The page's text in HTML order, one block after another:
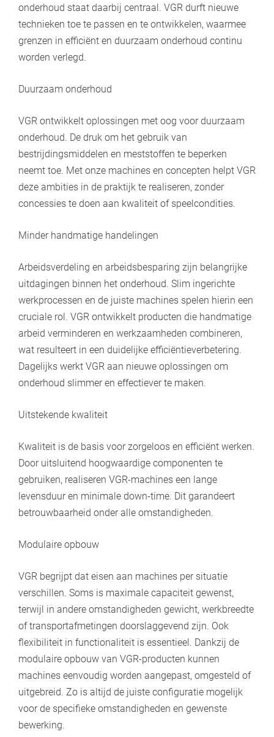
onderhoud staat daarbij centraal. VGR durft nieuwe
technieken toe te passen en te ontwikkelen, waarmee
grenzen in efficiënt en duurzaam onderhoud continu
worden verlegd.
Duurzaam onderhoud
VGR ontwikkelt oplossingen met oog voor duurzaam
onderhoud. De druk om het gebruik van
bestrijdingsmiddelen en meststoffen te beperken
neemt toe. Met onze machines en concepten helpt VGR
deze ambities in de praktijk te realiseren, zonder
concessies te doen aan kwaliteit of speelcondities.
Minder handmatige handelingen
Arbeidsverdeling en arbeidsbesparing zijn belangrijke
uitdagingen binnen het onderhoud. Slim ingerichte
werkprocessen en de juiste machines spelen hierin een
cruciale rol. VGR ontwikkelt producten die handmatige
arbeid verminderen en werkzaamheden combineren,
wat resulteert in een duidelijke efficiëntieverbetering.
Dagelijks werkt VGR aan nieuwe oplossingen om
onderhoud slimmer en effectiever te maken.
Uitstekende kwaliteit
Kwaliteit is de basis voor zorgeloos en efficiënt werken.
Door uitsluitend hoogwaardige componenten te
gebruiken, realiseren VGR-machines een lange
levensduur en minimale down-time. Dit garandeert
betrouwbaarheid onder alle omstandigheden.
Modulaire opbouw
VGR begrijpt dat eisen aan machines per situatie
verschillen. Soms is maximale capaciteit gewenst,
terwijl in andere omstandigheden gewicht, werkbreedte
of transportafmetingen doorslaggevend zijn. Ook
flexibiliteit in functionaliteit is essentieel. Dankzij de
modulaire opbouw van VGR-producten kunnen
machines eenvoudig worden aangepast, omgesteld of
uitgebreid. Zo is altijd de juiste configuratie mogelijk
voor de specifieke omstandigheden en gewenste
bewerking.